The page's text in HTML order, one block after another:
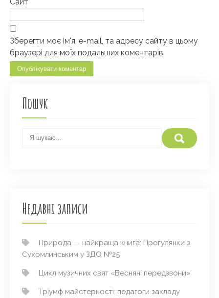
Зберегти моє ім'я, e-mail, та адресу сайту в цьому
браузері для моїх подальших коментарів.
Пошук
Недавні записи
Природа — найкраща книга: Прогулянки з
Сухомлинським у ЗДО №25
Цикл музичних свят «Весняні передзвони»
Тріумф майстерності: педагоги закладу